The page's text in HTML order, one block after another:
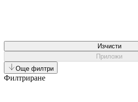
Изчисти
Приложи
Още филтри
Филтриране